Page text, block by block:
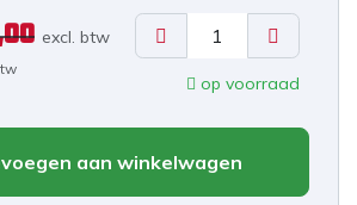
excl. btw
op voorraad
aan winkelwagen